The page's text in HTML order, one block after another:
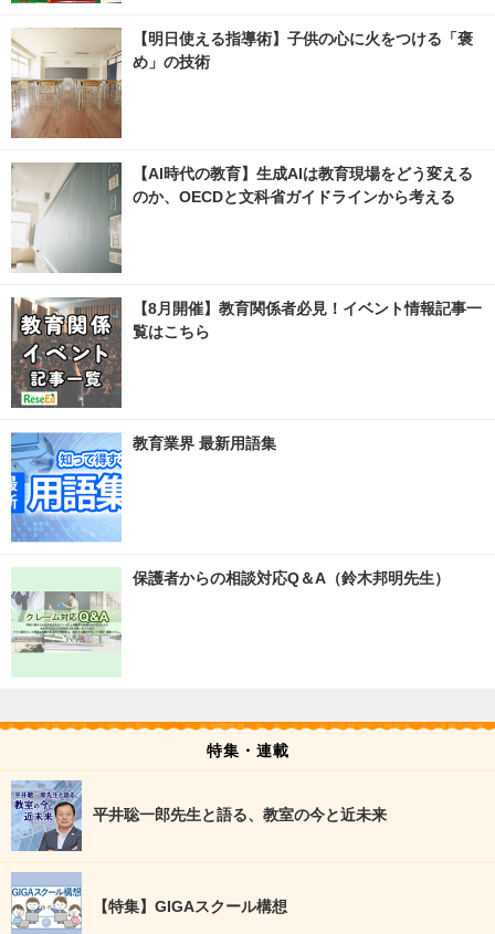
【明日使える指導術】子供の心に火をつける「褒
め」の技術
【AI時代の教育】生成AIは教育現場をどう変える
のか、OECDと文科省ガイドラインから考える
【8月開催】教育関係者必見！イベント情報記事一
覧はこちら
教育業界 最新用語集
保護者からの相談対応Q＆A（鈴木邦明先生）
特集・連載
平井聡一郎先生と語る、教室の今と近未来
【特集】GIGAスクール構想